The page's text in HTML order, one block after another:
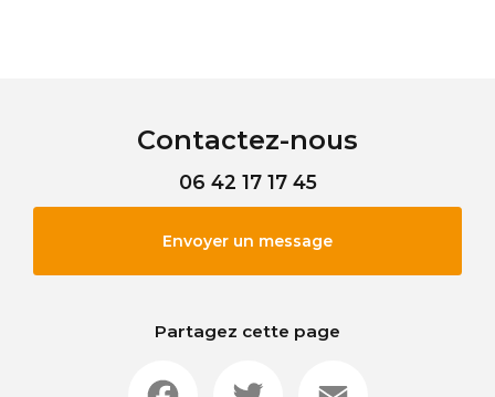
Contactez-nous
06 42 17 17 45
Envoyer un message
Partagez cette page